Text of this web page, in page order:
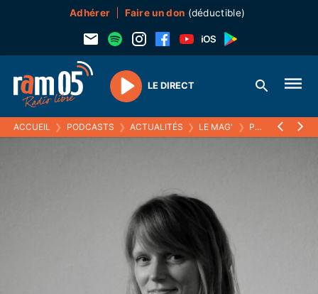
Adhérer Faire un don (déductible)
Play
LE DIRECT
ACCUEIL ❯ PODCASTS ❯ ACTUALITÉS ❯ LE MAG' ❯ POUR UNE GESTION RAISONNÉE DES ESPACES VERTS AVEC MARINE RUFFIN